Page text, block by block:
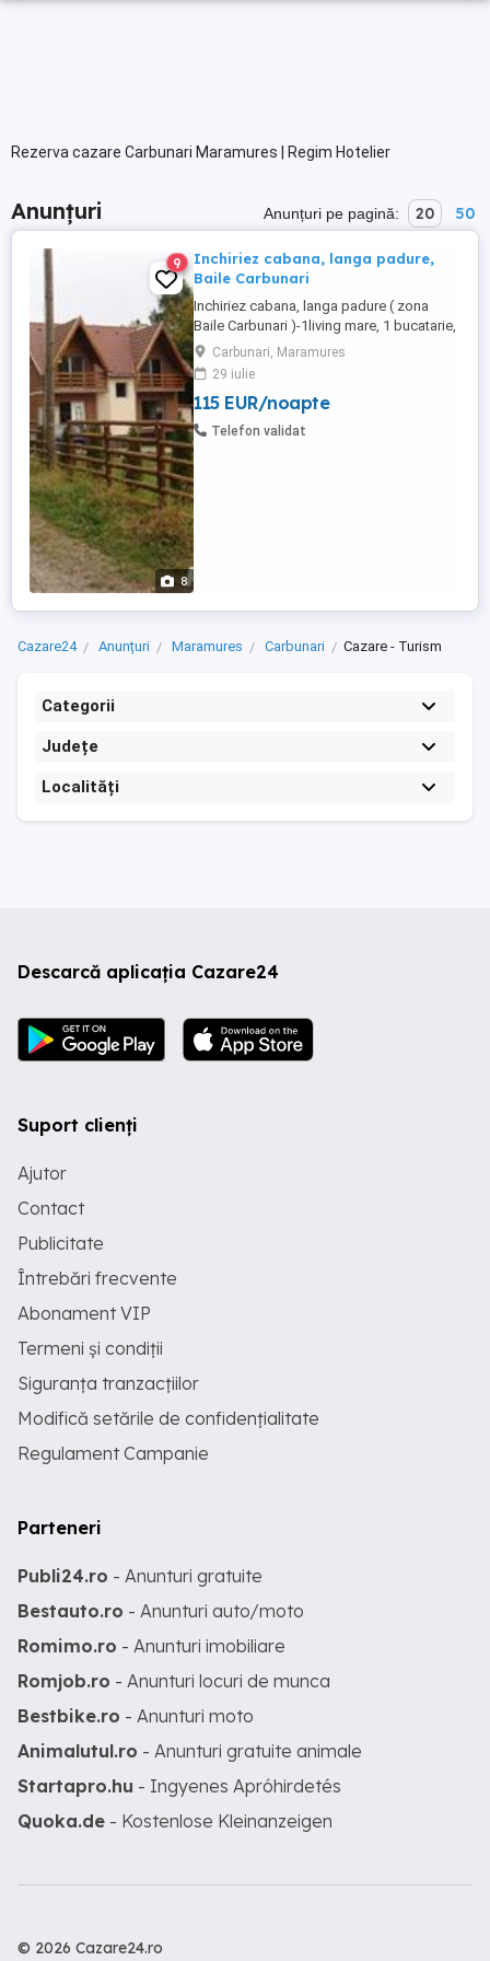
Rezerva cazare Carbunari Maramures | Regim Hotelier
Anunțuri Anunțuri pe pagină: 20 50
8
9
Inchiriez cabana, langa padure,
Baile Carbunari
Inchiriez cabana, langa padure ( zona
Baile Carbunari )-1living mare, 1 bucatarie,
2 bai, 4 dormitoare, semineu, barbeq,
foisor, constructie noua. ( se inchiriaza pe
minim doua nopti ).
Carbunari, Maramures
29 iulie
115 EUR/noapte
Telefon validat
Cazare24 Anunțuri Maramures Carbunari Cazare - Turism
Categorii
Județe
Localități
Descarcă aplicația Cazare24
Suport clienți
Ajutor
Contact
Publicitate
Întrebări frecvente
Abonament VIP
Termeni și condiții
Siguranța tranzacțiilor
Modifică setările de confidențialitate
Regulament Campanie
Parteneri
Publi24.ro - Anunturi gratuite
Bestauto.ro - Anunturi auto/moto
Romimo.ro - Anunturi imobiliare
Romjob.ro - Anunturi locuri de munca
Bestbike.ro - Anunturi moto
Animalutul.ro - Anunturi gratuite animale
Startapro.hu - Ingyenes Apróhirdetés
Quoka.de - Kostenlose Kleinanzeigen
© 2026 Cazare24.ro